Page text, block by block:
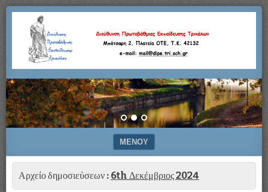
Διεύθυνση
Πρωτοβάθμιας
Εκπαίδευσης
Τρικάλων
Μπότσαρη
Πλατεία
ΟΤΕ,
Τ.Κ.
42132
–
e-
mail:
mail@dipe.tri.sch.gr
ΜΕΝΟΎ
ΜΕΤΆΒΑΣΗ ΣΕ ΠΕΡΙΕΧΌΜΕΝΟ
Αρχείο δημοσιεύσεων : 6th Δεκέμβριος 2024